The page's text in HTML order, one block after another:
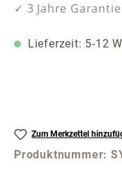
✓ 3 Jahre Garantie
Lieferzeit: 5-12
Zum Merkzettel
Produktnummer: